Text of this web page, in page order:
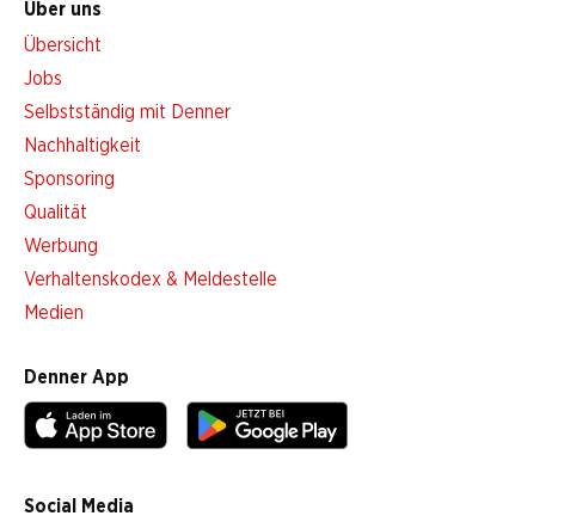
Über uns
Übersicht
Jobs
Selbstständig mit Denner
Nachhaltigkeit
Sponsoring
Qualität
Werbung
Verhaltenskodex & Meldestelle
Medien
Denner App
Social Media